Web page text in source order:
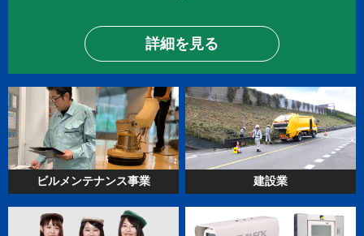
詳細を見る
ビルメンテナンス事業 建設業